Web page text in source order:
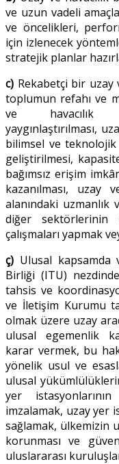
ve uzun vadeli
ve öncelikleri,
için izlenecek
stratejik planlar
c) Rekabetçi bir uzay
toplumun refahı ve
ve havacılık
yaygınlaştırılması,
bilimsel ve teknolojik
geliştirilmesi,
bağımsız erişim
kazanılması, uzay
alanındaki
diğer sektörlerinin
çalışmaları yapmak
ç) Ulusal kapsamda
Birliği (ITU)
tahsis ve
ve İletişim Kurumu
olmak üzere uzay
ulusal egemenlik
karar vermek, bu
yönelik usul ve
ulusal
yer
imzalamak, uzay yer
sağlamak, ülkemizin
korunması ve
uluslararası